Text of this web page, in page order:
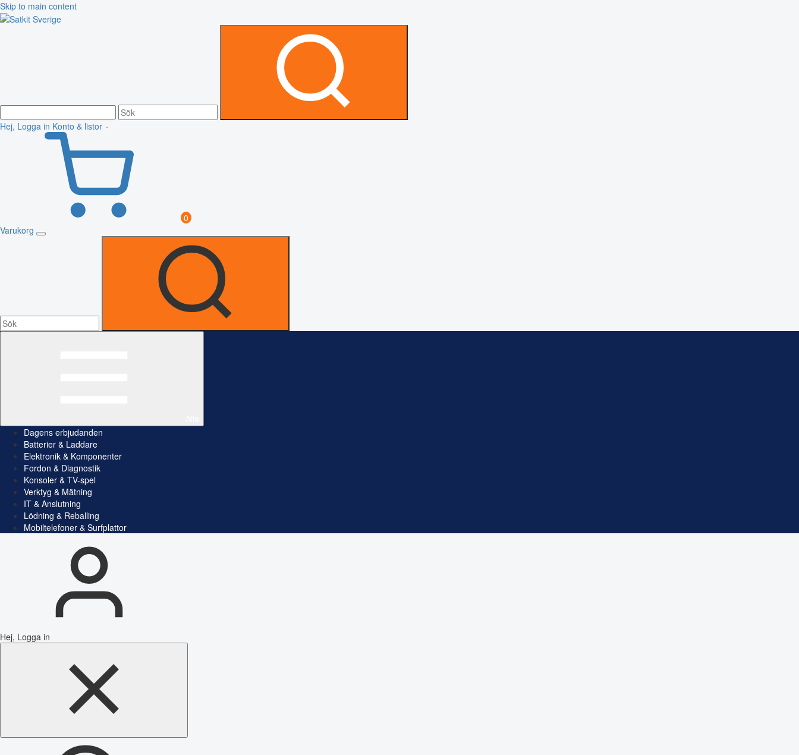
Skip to main content
Hej, Logga in Konto & listor
0
Varukorg
Dagens erbjudanden
Batterier & Laddare
Elektronik & Komponenter
Fordon & Diagnostik
Konsoler & TV-spel
Verktyg & Mätning
IT & Anslutning
Lödning & Reballing
Mobiltelefoner & Surfplattor
Hej, Logga in